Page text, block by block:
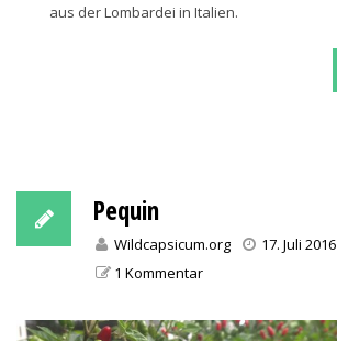
aus der Lombardei in Italien.
Pequin
Wildcapsicum.org
17. Juli 2016
1 Kommentar